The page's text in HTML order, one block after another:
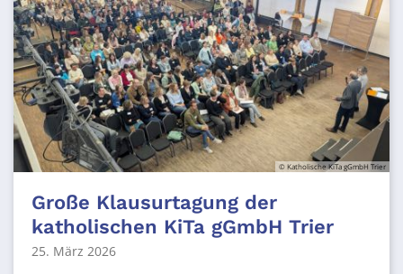
© Katholische KiTa gGmbH Trier
Große Klausurtagung der
katholischen KiTa gGmbH Trier
25. März 2026